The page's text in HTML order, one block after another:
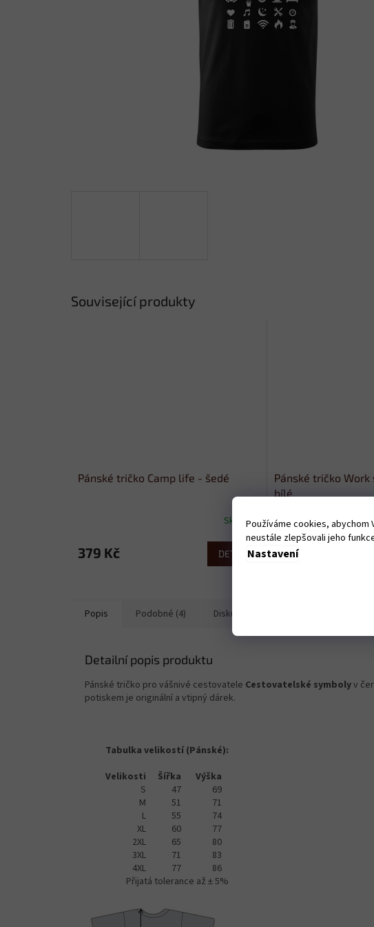
Používáme cookies, abychom
neustále zlepšovali jeho
Nastavení
Související produkty
Pánské tričko Camp life - šedé
Skladem
379 Kč DETAIL
Pánské tričko
bílé
379 Kč
Popis Podobné (4) Diskuze
Detailní popis produktu
Pánské tričko pro vášnivé cestovatele Cestovatelské symbolyv
potiskem je originální a vtipný dárek.
Tabulka velikostí (Pánské):
Velikosti
Šířka
Výška
S
47
69
M
51
71
L
55
74
XL
60
77
2XL
65
80
3XL
71
83
4XL
77
86
Přijatá tolerance až ± 5%